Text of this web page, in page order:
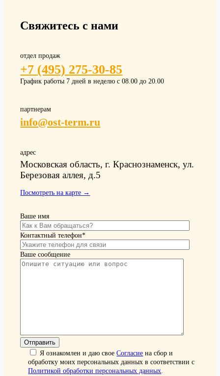
Свяжитесь с нами
отдел продаж
+7 (495) 275-30-85
График работы 7 дней в неделю с 08.00 до 20.00
партнерам
info@ost-term.ru
адрес
Московская область, г. Краснознаменск, ул.
Березовая аллея, д.5
Посмотреть на карте →
Ваше имя
Контактный телефон*
Ваше сообщение
Я ознакомлен и даю своеСогласие на сбор и
обработку моих персональных данных в соответствии с
Политикой обработки персональных данных